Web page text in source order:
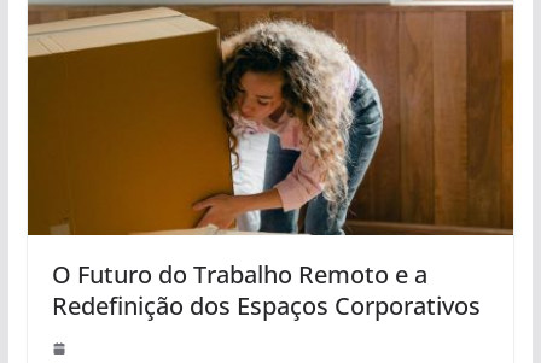
O Futuro do Trabalho Remoto e a
Redefinição dos Espaços Corporativos